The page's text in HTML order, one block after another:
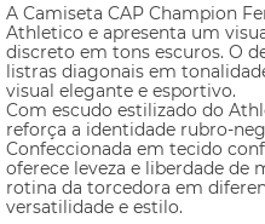
A Camiseta CAP Champion
Athletico e apresenta um
discreto em tons escuros. O
listras diagonais em
visual elegante e esportivo.
Com escudo estilizado do
reforça a identidade rubro-
Confeccionada em tecido
oferece leveza e liberdade de
rotina da torcedora em
versatilidade e estilo.